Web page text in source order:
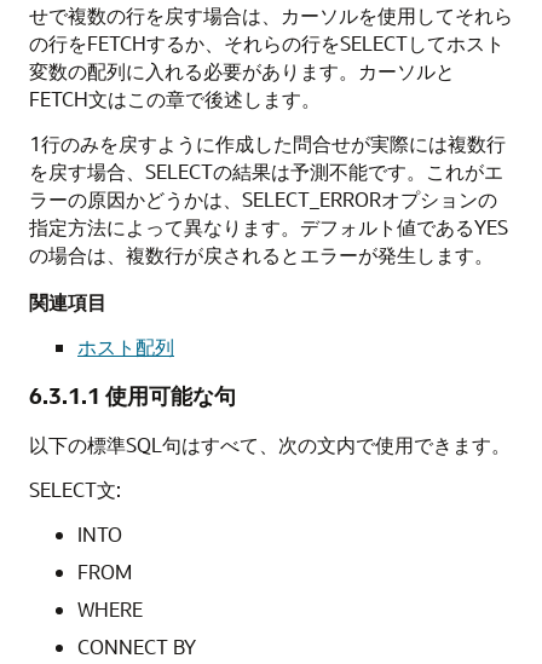
せで複数の行を戻す場合は、カーソルを使用してそれら
の行をFETCHするか、それらの行をSELECTしてホスト
変数の配列に入れる必要があります。カーソルと
FETCH文はこの章で後述します。
1行のみを戻すように作成した問合せが実際には複数行
を戻す場合、SELECTの結果は予測不能です。これがエ
ラーの原因かどうかは、SELECT_ERRORオプションの
指定方法によって異なります。デフォルト値であるYES
の場合は、複数行が戻されるとエラーが発生します。
関連項目
ホスト配列
6.3.1.1 使用可能な句
以下の標準SQL句はすべて、次の文内で使用できます。
SELECT文:
INTO
FROM
WHERE
CONNECT BY